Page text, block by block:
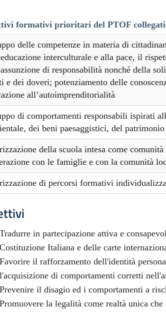
formativi prioritari del PTOF
delle competenze in materia di
interculturale e alla pace, il
di responsabilità nonché della
e dei doveri; potenziamento delle
all’autoimprenditorialità
di comportamenti responsabili ispirati
dei beni paesaggistici, del
della scuola intesa come
con le famiglie e con la comunità
di percorsi formativi
Tradurre in partecipazione attiva e
Costituzione Italiana e delle carte
Favorire il rafforzamento dell'identità
l'acquisizione di comportamenti corretti
Prevenire il disagio ed i comportamenti a
Promuovere la legalità come realtà unica